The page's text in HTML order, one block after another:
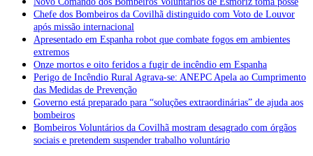
Chefe dos Bombeiros da Covilhã distinguido com Voto de Louvor
após missão internacional
Apresentado em Espanha robot que combate fogos em ambientes
extremos
Onze mortos e oito feridos a fugir de incêndio em Espanha
Perigo de Incêndio Rural Agrava-se: ANEPC Apela ao Cumprimento
das Medidas de Prevenção
Governo está preparado para “soluções extraordinárias” de ajuda aos
bombeiros
Bombeiros Voluntários da Covilhã mostram desagrado com órgãos
sociais e pretendem suspender trabalho voluntário